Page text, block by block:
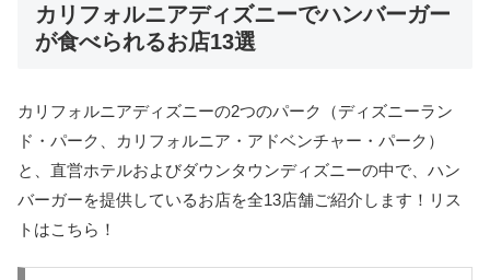
カリフォルニアディズニーでハンバーガー
が食べられるお店13選
カリフォルニアディズニーの2つのパーク（ディズニーラン
ド・パーク、カリフォルニア・アドベンチャー・パーク）
と、直営ホテルおよびダウンタウンディズニーの中で、ハン
バーガーを提供しているお店を全13店舗ご紹介します！リス
トはこちら！